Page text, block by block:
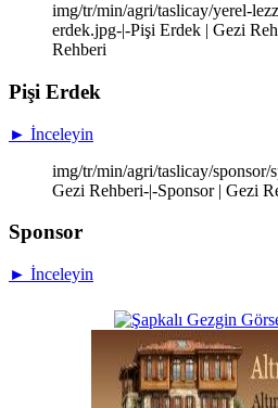
img/tr/min/agri/taslicay/yerel-
erdek.jpg-|-Pişi Erdek | Gezi
Rehberi
Pişi Erdek
► İnceleyin
img/tr/min/agri/taslicay/sponsor/
Gezi Rehberi-|-Sponsor | Gezi
Sponsor
► İnceleyin